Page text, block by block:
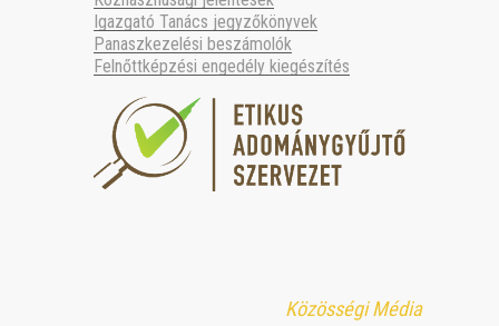
Igazgató Tanács jegyzőkönyvek
Panaszkezelési beszámolók
Felnőttképzési engedély kiegészítés
Közösségi Média